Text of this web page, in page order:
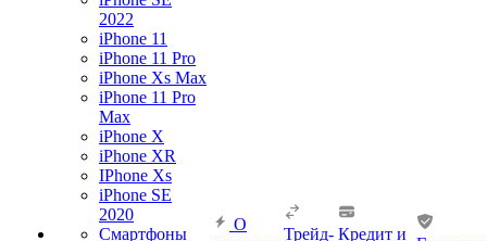
2022
iPhone 11
iPhone 11 Pro
iPhone Xs Max
iPhone 11 Pro
Max
iPhone X
iPhone XR
IPhone Xs
iPhone SE
2020
Смартфоны
О
Трейд- Кредит и